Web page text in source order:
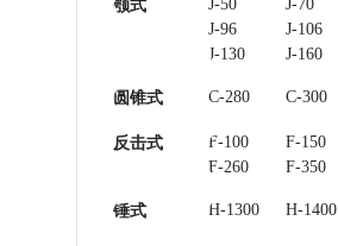
颚式 J-50 J-70
J-96
J-106
J-130
J-160
圆锥式 C-280 C-300
反击式 F-100 F-150
F-260
F-350
锤式 H-1300 H-1400